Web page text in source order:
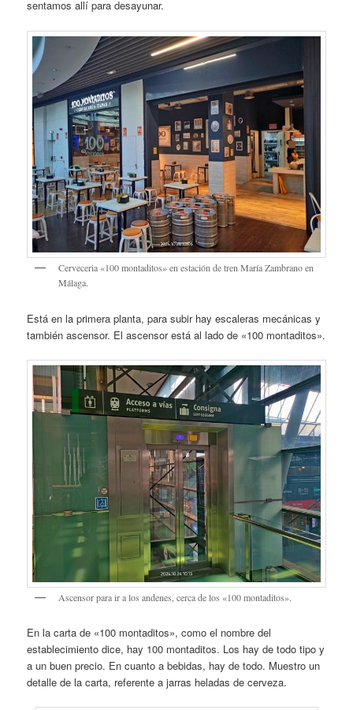
sentamos allí para desayunar.
Cerveceria «100 montaditos» en estación de tren María Zambrano en
Málaga.
Está en la primera planta, para subir hay escaleras mecánicas y
también ascensor. El ascensor está al lado de «100 montaditos».
Ascensor para ir a los andenes, cerca de los «100 montaditos».
En la carta de «100 montaditos», como el nombre del
establecimiento dice, hay 100 montaditos. Los hay de todo tipo y
a un buen precio. En cuanto a bebidas, hay de todo. Muestro un
detalle de la carta, referente a jarras heladas de cerveza.